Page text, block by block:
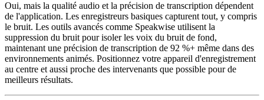
Oui, mais la qualité audio et la précision de transcription dépendent
de l'application. Les enregistreurs basiques capturent tout, y compris
le bruit. Les outils avancés comme Speakwise utilisent la
suppression du bruit pour isoler les voix du bruit de fond,
maintenant une précision de transcription de 92 %+ même dans des
environnements animés. Positionnez votre appareil d'enregistrement
au centre et aussi proche des intervenants que possible pour de
meilleurs résultats.